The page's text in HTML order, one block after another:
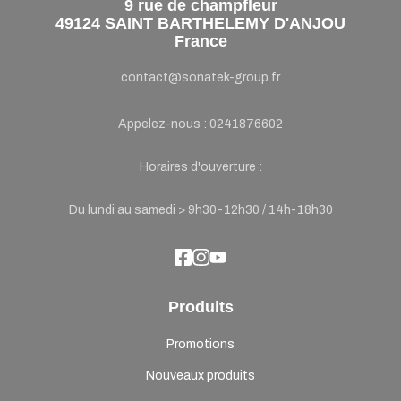
9 rue de champfleur
49124 SAINT BARTHELEMY D'ANJOU
France
contact@sonatek-group.fr
Appelez-nous : 0241876602
Horaires d'ouverture :
Du lundi au samedi > 9h30-12h30 / 14h-18h30
Produits
Promotions
Nouveaux produits